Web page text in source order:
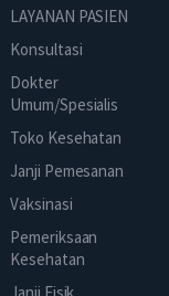
LAYANAN PASIEN
Konsultasi
Dokter
Umum/Spesialis
Toko Kesehatan
Janji Pemesanan
Vaksinasi
Pemeriksaan
Kesehatan
Janji Fisik